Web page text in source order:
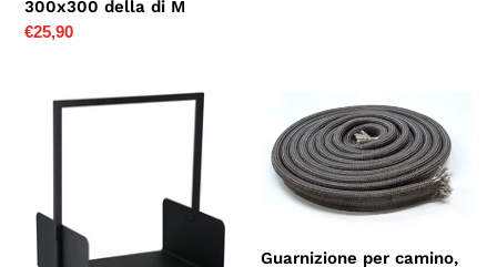
300x300 della di M
Prezzo
€25,90
Amagabeli
45
30
Guarnizione
per
camino,
guarnizione
nastro
Guarnizione per camino,